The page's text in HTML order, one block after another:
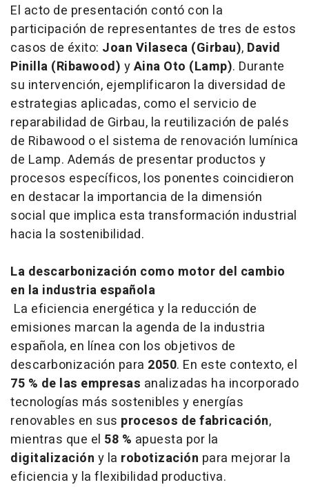
El acto de presentación contó con la
participación de representantes de tres de estos
casos de éxito: Joan Vilaseca (Girbau), David
Pinilla (Ribawood) yAina Oto (Lamp). Durante
su intervención, ejemplificaron la diversidad de
estrategias aplicadas, como el servicio de
reparabilidad de Girbau, la reutilización de palés
de Ribawood o el sistema de renovación lumínica
de Lamp. Además de presentar productos y
procesos específicos, los ponentes coincidieron
en destacar la importancia de la dimensión
social que implica esta transformación industrial
hacia la sostenibilidad.
La descarbonización como motor del cambio
en la industria española
La eficiencia energética y la reducción de
emisiones marcan la agenda de la industria
española, en línea con los objetivos de
descarbonización para 2050. En este contexto, el
75 % de las empresas analizadas ha incorporado
tecnologías más sostenibles y energías
renovables en sus procesos de fabricación,
mientras que el 58 % apuesta por la
digitalización y la robotización para mejorar la
eficiencia y la flexibilidad productiva.